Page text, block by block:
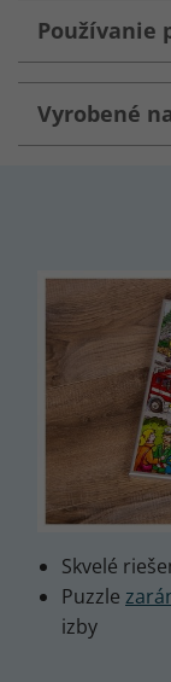
Používanie
Vyrobené
Skvelé
Puzzle
izby